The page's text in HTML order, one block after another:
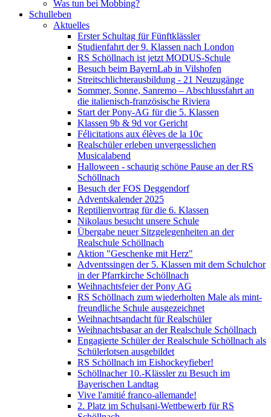
Was tun bei Mobbing?
Schulleben
Aktuelles
Erster Schultag für Fünftklässler
Studienfahrt der 9. Klassen nach London
RS Schöllnach ist jetzt MODUS-Schule
Besuch beim BayernLab in Vilshofen
Streitschlichterausbildung - 21 Neuzugänge
Sommer, Sonne, Sanremo – Abschlussfahrt an
die italienisch-französische Riviera
Start der Pony-AG für die 5. Klassen
Klassen 9b & 9d vor Gericht
Félicitations aux élèves de la 10c
Realschüler erleben unvergesslichen
Musicalabend
Halloween - schaurig schöne Pause an der RS
Schöllnach
Besuch der FOS Deggendorf
Adventskalender 2025
Reptilienvortrag für die 6. Klassen
Nikolaus besucht unsere Schule
Übergabe neuer Sitzgelegenheiten an der
Realschule Schöllnach
Aktion "Geschenke mit Herz"
Adventssingen der 5. Klassen mit dem Schulchor
in der Pfarrkirche Schöllnach
Weihnachtsfeier der Pony AG
RS Schöllnach zum wiederholten Male als mint-
freundliche Schule ausgezeichnet
Weihnachtsandacht für Realschüler
Weihnachtsbasar an der Realschule Schöllnach
Engagierte Schüler der Realschule Schöllnach als
Schülerlotsen ausgebildet
RS Schöllnach im Eishockeyfieber!
Schöllnacher 10.-Klässler zu Besuch im
Bayerischen Landtag
Vive l'amitié franco-allemande!
2. Platz im Schulsani-Wettbewerb für RS